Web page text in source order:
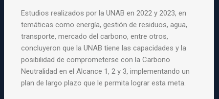
Estudios realizados por la UNAB en 2022 y 2023, en
temáticas como energía, gestión de residuos, agua,
transporte, mercado del carbono, entre otros,
concluyeron que la UNAB tiene las capacidades y la
posibilidad de comprometerse con la Carbono
Neutralidad en el Alcance 1, 2 y 3, implementando un
plan de largo plazo que le permita lograr esta meta.